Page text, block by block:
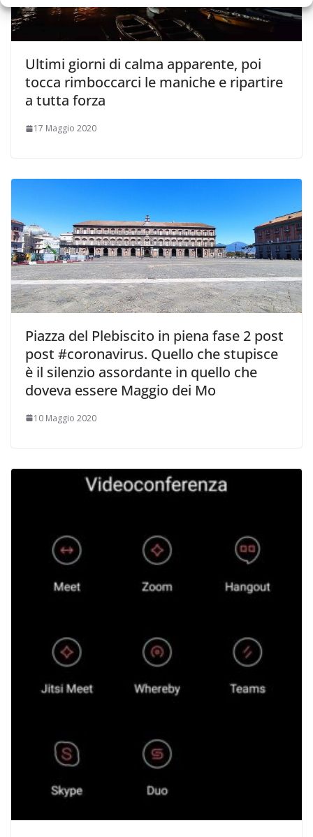
Ultimi giorni di calma apparente, poi
tocca rimboccarci le maniche e ripartire
a tutta forza
17 Maggio 2020
Piazza del Plebiscito in piena fase 2 post
post #coronavirus. Quello che stupisce
è il silenzio assordante in quello che
doveva essere Maggio dei Mo
10 Maggio 2020